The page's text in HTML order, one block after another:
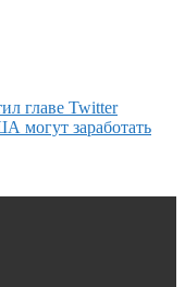
главе Twitter
могут заработать